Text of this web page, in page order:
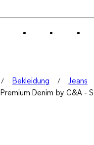
Bekleidung Jeans
Premium Denim by C&A -